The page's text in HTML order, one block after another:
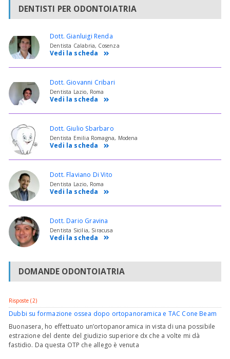
DENTISTI PER ODONTOIATRIA
Dott. Gianluigi Renda
Dentista Calabria, Cosenza
Vedi la scheda
Dott. Giovanni Cribari
Dentista Lazio, Roma
Vedi la scheda
Dott. Giulio Sbarbaro
Dentista Emilia Romagna, Modena
Vedi la scheda
Dott. Flaviano Di Vito
Dentista Lazio, Roma
Vedi la scheda
Dott. Dario Gravina
Dentista Sicilia, Siracusa
Vedi la scheda
DOMANDE ODONTOIATRIA
Risposte (2)
Dubbi su formazione ossea dopo ortopanoramica e TAC Cone Beam
Buonasera, ho effettuato un’ortopanoramica in vista di una possibile
estrazione del dente del giudizio superiore dx che a volte mi dà
fastidio. Da questa OTP che allego è venuta